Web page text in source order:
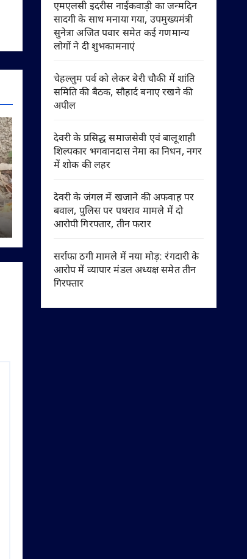
एमएलसी इदरीस नाईकवाड़ी का जन्मदिन
सादगी के साथ मनाया गया, उपमुख्यमंत्री
सुनेत्रा अजित पवार समेत कई गणमान्य
लोगों ने दी शुभकामनाएं
चेहल्लुम पर्व को लेकर बेरी चौकी में शांति
समिति की बैठक, सौहार्द बनाए रखने की
अपील
देवरी के प्रसिद्ध समाजसेवी एवं बालूशाही
शिल्पकार भगवानदास नेमा का निधन, नगर
में शोक की लहर
देवरी के जंगल में खजाने की अफवाह पर
बवाल, पुलिस पर पथराव मामले में दो
आरोपी गिरफ्तार, तीन फरार
सर्राफा ठगी मामले में नया मोड़: रंगदारी के
आरोप में व्यापार मंडल अध्यक्ष समेत तीन
गिरफ्तार